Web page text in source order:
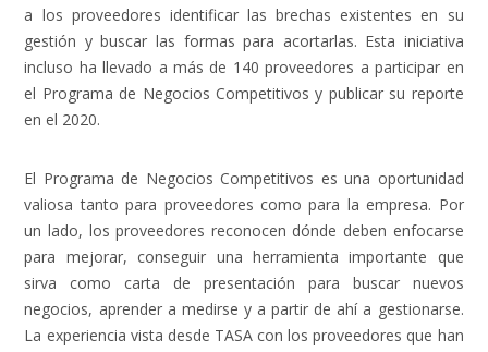
a los proveedores identificar las brechas existentes en su
gestión y buscar las formas para acortarlas. Esta iniciativa
incluso ha llevado a más de 140 proveedores a participar en
el Programa de Negocios Competitivos y publicar su reporte
en el 2020.
El Programa de Negocios Competitivos es una oportunidad
valiosa tanto para proveedores como para la empresa. Por
un lado, los proveedores reconocen dónde deben enfocarse
para mejorar, conseguir una herramienta importante que
sirva como carta de presentación para buscar nuevos
negocios, aprender a medirse y a partir de ahí a gestionarse.
La experiencia vista desde TASA con los proveedores que han